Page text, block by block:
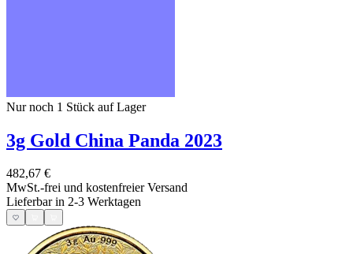
Nur noch 1 Stück auf Lager
3g Gold China Panda 2023
482,67 €
MwSt.-frei und kostenfreier Versand
Lieferbar in 2-3 Werktagen